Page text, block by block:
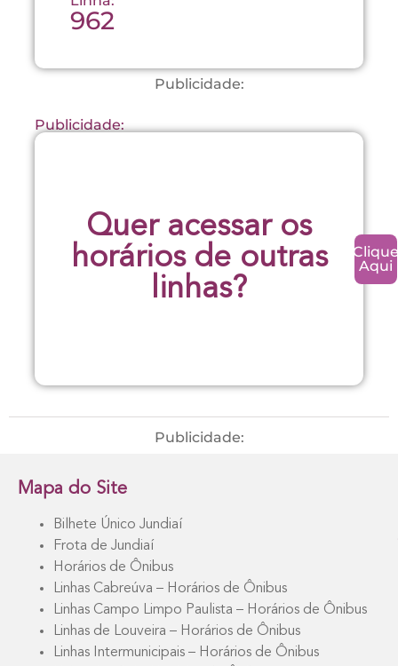
962
Publicidade:
Publicidade:
Quer acessar os
horários de outras
linhas?
Clique
Aqui
Publicidade:
Mapa do Site
Bilhete Único Jundiaí
Frota de Jundiaí
Horários de Ônibus
Linhas Cabreúva – Horários de Ônibus
Linhas Campo Limpo Paulista – Horários de Ônibus
Linhas de Louveira – Horários de Ônibus
Linhas Intermunicipais – Horários de Ônibus